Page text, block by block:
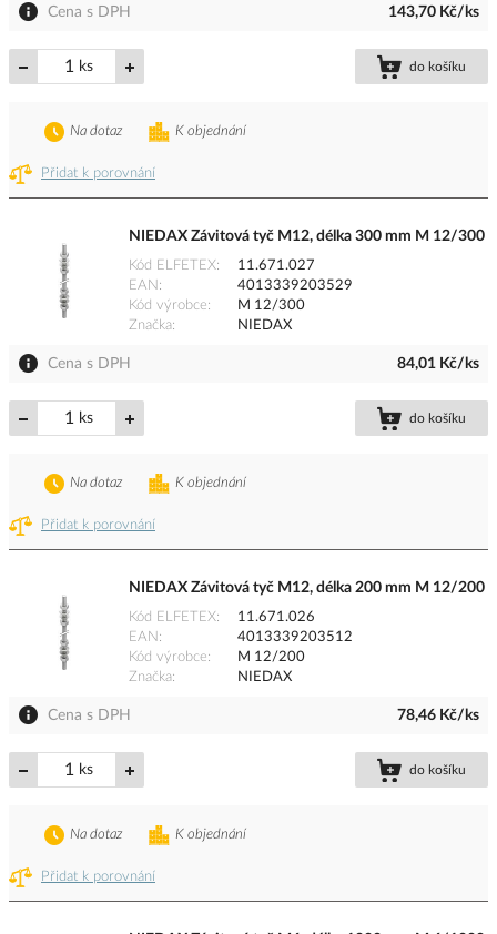
Cena s DPH 143,70 Kč/ks
ks do košíku
Přidat k porovnání
K objednání
Na dotaz
NIEDAX Závitová tyč M12, délka 300 mm M 12/300
Kód ELFETEX
11.671.027
EAN
4013339203529
Kód výrobce
M 12/300
Značka
NIEDAX
Cena s DPH 84,01 Kč/ks
ks do košíku
Přidat k porovnání
K objednání
Na dotaz
NIEDAX Závitová tyč M12, délka 200 mm M 12/200
Kód ELFETEX
11.671.026
EAN
4013339203512
Kód výrobce
M 12/200
Značka
NIEDAX
Cena s DPH 78,46 Kč/ks
ks do košíku
Přidat k porovnání
K objednání
Na dotaz